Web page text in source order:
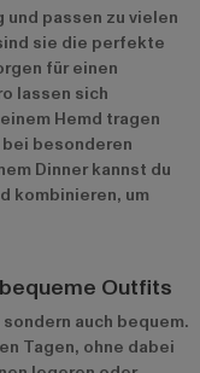
passen zu vielen
sie die perfekte
für einen
lassen sich
Hemd tragen
besonderen
Dinner kannst du
kombinieren, um
Outfits
auch bequem.
Tagen, ohne dabei